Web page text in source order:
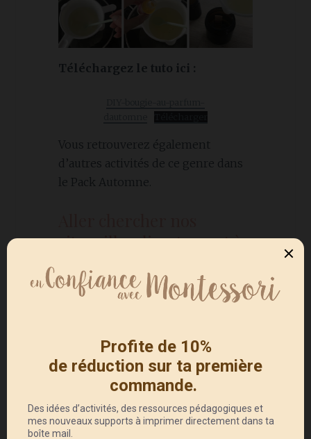
Téléchargez le tuto ici :
Vous retrouverez également
d’autres activités de ce genre dans
le Pack Automne.
citrouilles directement à
Une tradition dans notre famille
États-Unis, c’est d’aller dans un
« pumpkin patch » choisir nos
citrouilles et autres courges pour
les soupes d’automne et la déco
d’Halloween. Ici, on ira dans des
fermes où l’on peut faire la